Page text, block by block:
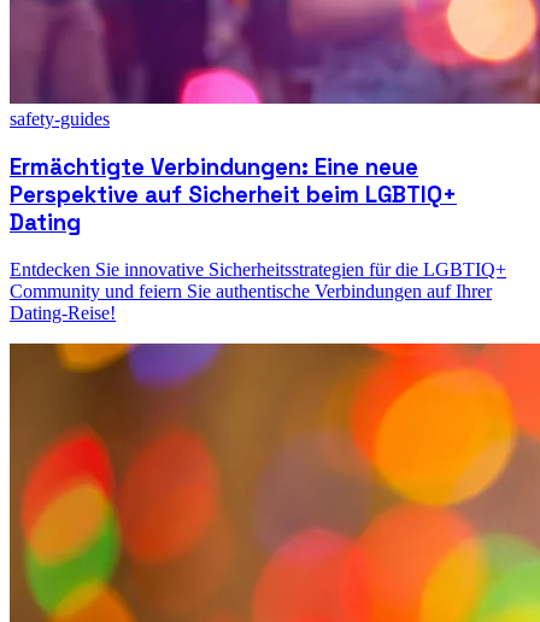
safety-guides
Ermächtigte Verbindungen: Eine neue
Perspektive auf Sicherheit beim LGBTIQ+
Dating
Entdecken Sie innovative Sicherheitsstrategien für die LGBTIQ+
Community und feiern Sie authentische Verbindungen auf Ihrer
Dating-Reise!